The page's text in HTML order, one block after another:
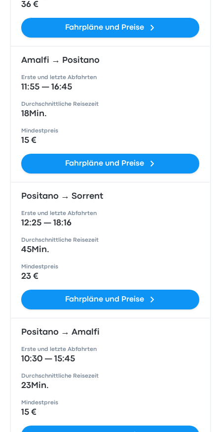
36 €
Fahrpläne und Preise
Amalfi → Positano
Erste und letzte Abfahrten
11:55 — 16:45
Durchschnittliche Reisezeit
18Min.
Mindestpreis
15 €
Fahrpläne und Preise
Positano → Sorrent
Erste und letzte Abfahrten
12:25 — 18:16
Durchschnittliche Reisezeit
45Min.
Mindestpreis
23 €
Fahrpläne und Preise
Positano → Amalfi
Erste und letzte Abfahrten
10:30 — 15:45
Durchschnittliche Reisezeit
23Min.
Mindestpreis
15 €